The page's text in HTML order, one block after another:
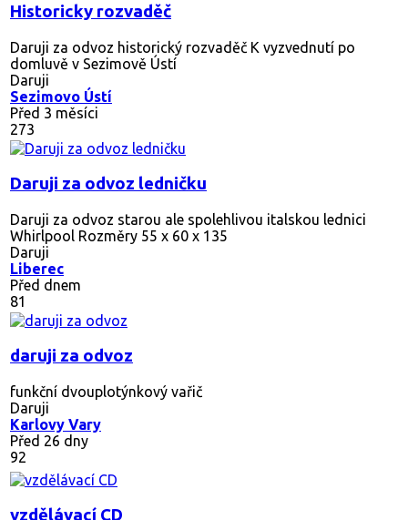
Historicky rozvaděč
Daruji za odvoz historický rozvaděč K vyzvednutí po
domluvě v Sezimově Ústí
Daruji
Sezimovo Ústí
Před 3 měsíci
273
Daruji za odvoz ledničku
Daruji za odvoz starou ale spolehlivou italskou lednici
Whirlpool Rozměry 55 x 60 x 135
Daruji
Liberec
Před dnem
81
daruji za odvoz
funkční dvouplotýnkový vařič
Daruji
Karlovy Vary
Před 26 dny
92
vzdělávací CD